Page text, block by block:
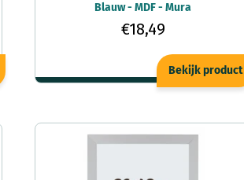
Blauw - MDF - Mura
€18,49
Bekijk product